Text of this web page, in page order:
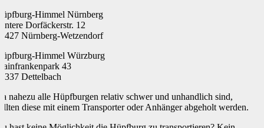
Himmel Nürnberg
Dorfäckerstr. 12
Nürnberg-Wetzendorf
Himmel Würzburg
43
Dettelbach
nahezu alle Hüpfburgen relativ schwer und unhandlich sind,
diese mit einem Transporter oder Anhänger abgeholt werden.